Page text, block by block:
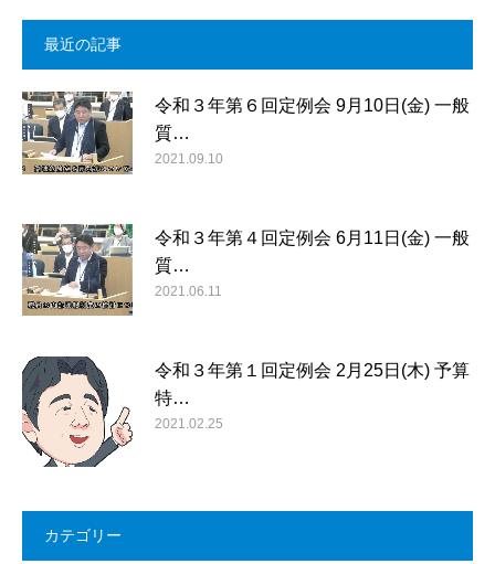
最近の記事
令和３年第６回定例会 9月10日(金) 一般
質…
2021.09.10
令和３年第４回定例会 6月11日(金) 一般
質…
2021.06.11
令和３年第１回定例会 2月25日(木) 予算
特…
2021.02.25
カテゴリー